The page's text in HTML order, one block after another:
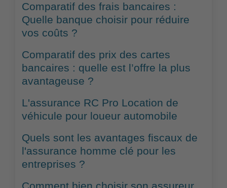
Comparatif des frais bancaires :
Quelle banque choisir pour réduire
vos coûts ?
Comparatif des prix des cartes
bancaires : quelle est l’offre la plus
avantageuse ?
L'assurance RC Pro Location de
véhicule pour loueur automobile
Quels sont les avantages fiscaux de
l'assurance homme clé pour les
entreprises ?